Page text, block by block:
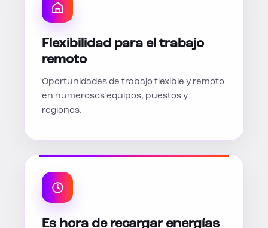
Flexibilidad para el trabajo
remoto
Oportunidades de trabajo flexible y remoto
en numerosos equipos, puestos y
regiones.
Es hora de recargar energías